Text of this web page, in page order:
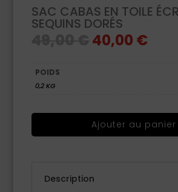
SAC CABAS EN TOILE
SEQUINS DORÉS
Le
prix
40,00 €Le
prix
POIDS
0,2 KG
Ajouter au panier
Description